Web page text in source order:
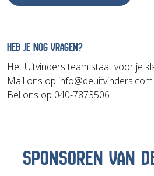
HEB JE NOG VRAGEN?
Het Uitvinders team staat voor je
Mail ons op info@deuitvinders.com
Bel ons op 040-7873506.
SPONSOREN VAN